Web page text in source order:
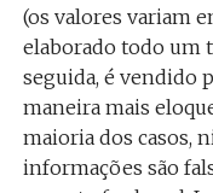
(os valores variam
elaborado todo um
seguida, é vendido
maneira mais
maioria dos casos,
informações são